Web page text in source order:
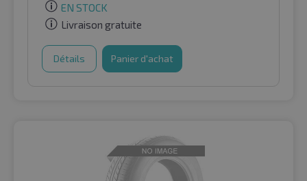
EN STOCK
Livraison gratuite
Détails Panier d'achat